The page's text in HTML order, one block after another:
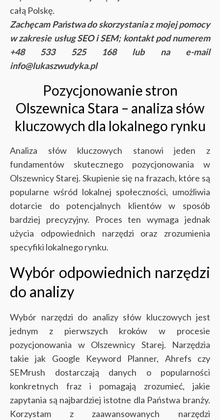
całą Polskę.
Zachęcam Państwa do skorzystania z mojej pomocy
w zakresie usług SEO i SEM; kontakt pod numerem
+48 533 525 168 lub na e-mail
info@lukaszwudyka.pl
Pozycjonowanie stron
Olszewnica Stara – analiza słów
kluczowych dla lokalnego rynku
Analiza słów kluczowych stanowi jeden z
fundamentów skutecznego pozycjonowania w
Olszewnicy Starej. Skupienie się na frazach, które są
popularne wśród lokalnej społeczności, umożliwia
dotarcie do potencjalnych klientów w sposób
bardziej precyzyjny. Proces ten wymaga jednak
użycia odpowiednich narzędzi oraz zrozumienia
specyfiki lokalnego rynku.
Wybór odpowiednich narzędzi
do analizy
Wybór narzędzi do analizy słów kluczowych jest
jednym z pierwszych kroków w procesie
pozycjonowania w Olszewnicy Starej. Narzędzia
takie jak Google Keyword Planner, Ahrefs czy
SEMrush dostarczają danych o popularności
konkretnych fraz i pomagają zrozumieć, jakie
zapytania są najbardziej istotne dla Państwa branży.
Korzystam z zaawansowanych narzędzi